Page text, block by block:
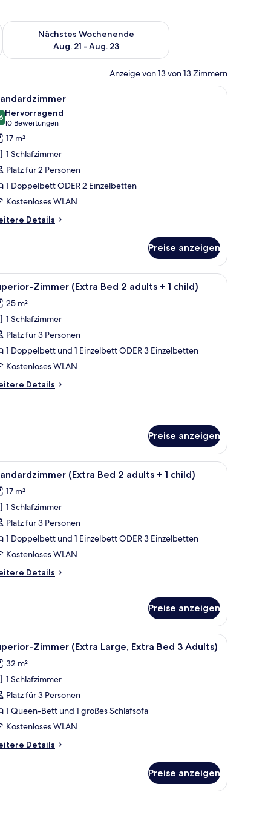
Aug. 14 - Aug. 16.
Nächstes Wochenende
Aug. 21 - Aug. 23
Überprüfe die Verfügbarkeit für nächstes Wochenende, Aug.
Anzeige von 13 von 13 Zimmern
Fernseher und einem Fenster mit Vorhängen.Ein Hotelzimmer mit einem großen Bett,
5
von 10
Hervorragend
10 Bewertungen
(10
Bewertungen)
17 m²
1 Schlafzimmer
Platz für 2 Personen
1 Doppelbett ODER 2 Einzelbetten
Kostenloses WLAN
Details
Preise anzeigen
Zimmersafe, Schreibtisch Hochwertige Bettwaren, Pillowtop-Betten,
7 Zimmer (Extra Bed 2 adults + 1 child)
25 m²
1 Schlafzimmer
Platz für 3 Personen
1 Doppelbett und 1 Einzelbett ODER 3 Einzelbetten
Kostenloses WLAN
Details
Preise anzeigen
einem Schreibtisch mit Stuhl, einer Lampe und Blick ins Freie durch
Ein Hotelzimmer mit einem großen Bett,
5 (Extra Bed 2 adults + 1 child)
17 m²
1 Schlafzimmer
Platz für 3 Personen
1 Doppelbett und 1 Einzelbett ODER 3 Einzelbetten
Kostenloses WLAN
Details
Preise anzeigen
Zimmersafe, Schreibtisch Hochwertige Bettwaren, Pillowtop-Betten,
5 Zimmer (Extra Large, Extra Bed 3 Adults)
32 m²
1 Schlafzimmer
Platz für 3 Personen
1 Queen-Bett und 1 großes Schlafsofa
Kostenloses WLAN
Details
Preise anzeigen